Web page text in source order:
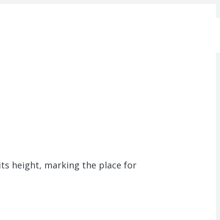
height, marking the place for